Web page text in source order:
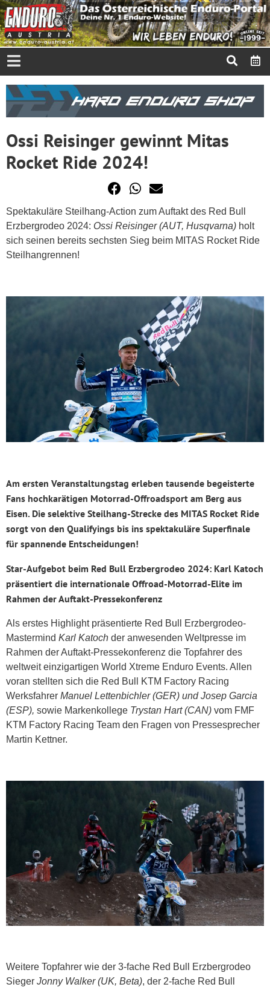
Ossi Reisinger gewinnt Mitas
Rocket Ride 2024!
Spektakuläre Steilhang-Action zum Auftakt des Red Bull
Erzbergrodeo 2024: Ossi Reisinger (AUT, Husqvarna) holt
sich seinen bereits sechsten Sieg beim MITAS Rocket Ride
Steilhangrennen!
Am ersten Veranstaltungstag erleben tausende begeisterte
Fans hochkarätigen Motorrad-Offroadsport am Berg aus
Eisen. Die selektive Steilhang-Strecke des MITAS Rocket Ride
sorgt von den Qualifyings bis ins spektakuläre Superfinale
für spannende Entscheidungen!
Star-Aufgebot beim Red Bull Erzbergrodeo 2024: Karl Katoch
präsentiert die internationale Offroad-Motorrad-Elite im
Rahmen der Auftakt-Pressekonferenz
Als erstes Highlight präsentierte Red Bull Erzbergrodeo-
Mastermind Karl Katoch der anwesenden Weltpresse im
Rahmen der Auftakt-Pressekonferenz die Topfahrer des
weltweit einzigartigen World Xtreme Enduro Events. Allen
voran stellten sich die Red Bull KTM Factory Racing
Werksfahrer Manuel Lettenbichler (GER) und Josep Garcia
(ESP), sowie Markenkollege Trystan Hart (CAN) vom FMF
KTM Factory Racing Team den Fragen von Pressesprecher
Martin Kettner.
Weitere Topfahrer wie der 3-fache Red Bull Erzbergrodeo
Sieger Jonny Walker (UK, Beta), der 2-fache Red Bull